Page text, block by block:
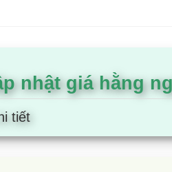
nhật giá hằng
tiết